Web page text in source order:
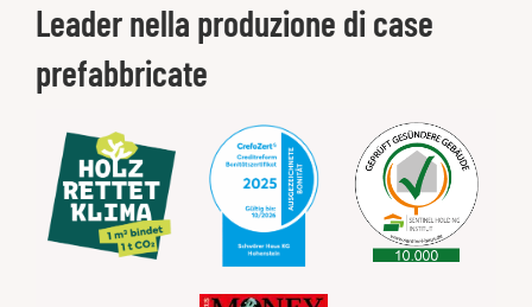
Leader nella produzione di case
prefabbricate